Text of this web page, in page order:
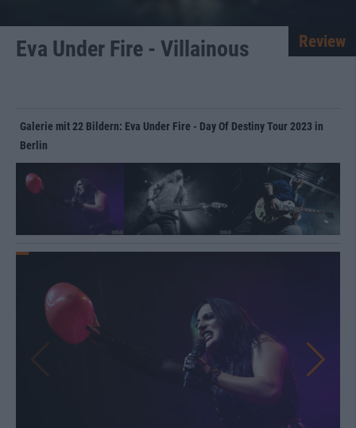
Eva Under Fire - Villainous Review
Galerie mit 22 Bildern: Eva Under Fire - Day Of Destiny Tour 2023 in
Berlin